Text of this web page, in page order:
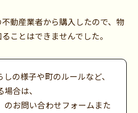
動産業者から購入したので、物
ことはできませんでした。
の様子や町のルールなど、
合は、
のお問い合わせフォームまた